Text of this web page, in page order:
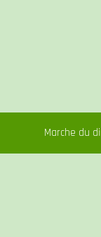
Marche du